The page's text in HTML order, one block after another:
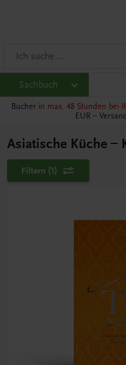
Sachbuch
Bücher in max. 48 Stunden bei
EUR –
Asiatische Küche –
Filtern (1)